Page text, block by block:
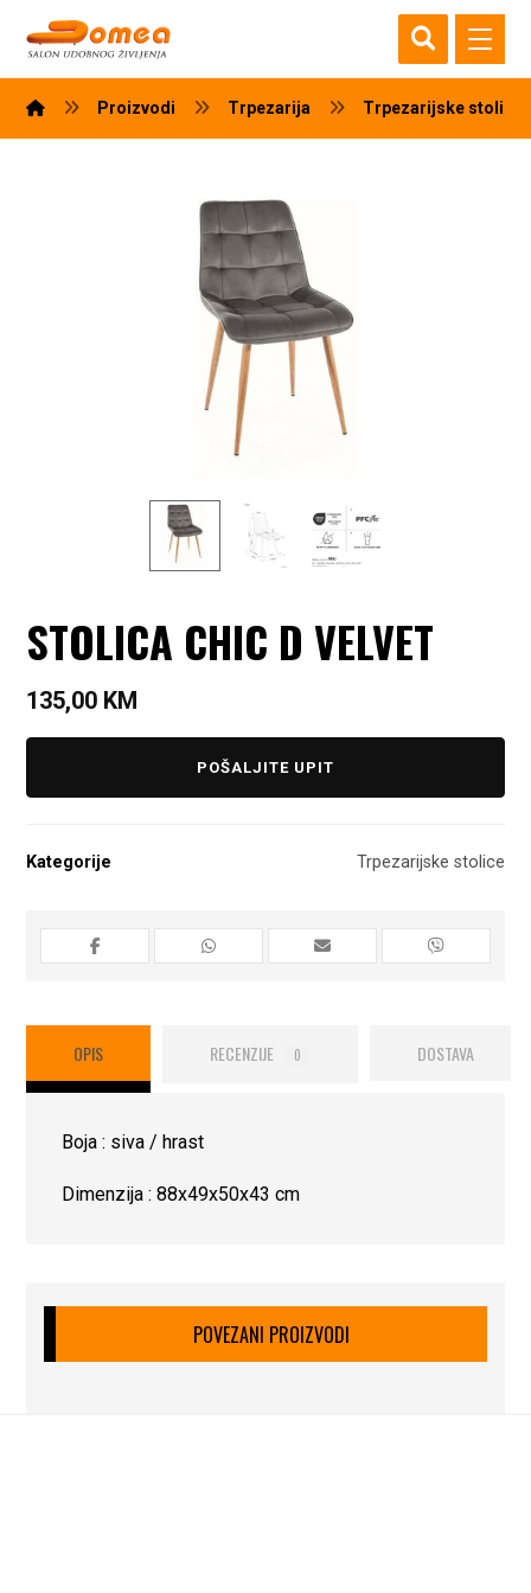
Proizvodi Trpezarija Trpezarijske stolice
STOLICA CHIC D VELVET
135,00 KM
POŠALJITE UPIT
Kategorije Trpezarijske stolice
OPIS RECENZIJE 0 DOSTAVA
Boja : siva / hrast
Dimenzija : 88x49x50x43 cm
POVEZANI PROIZVODI